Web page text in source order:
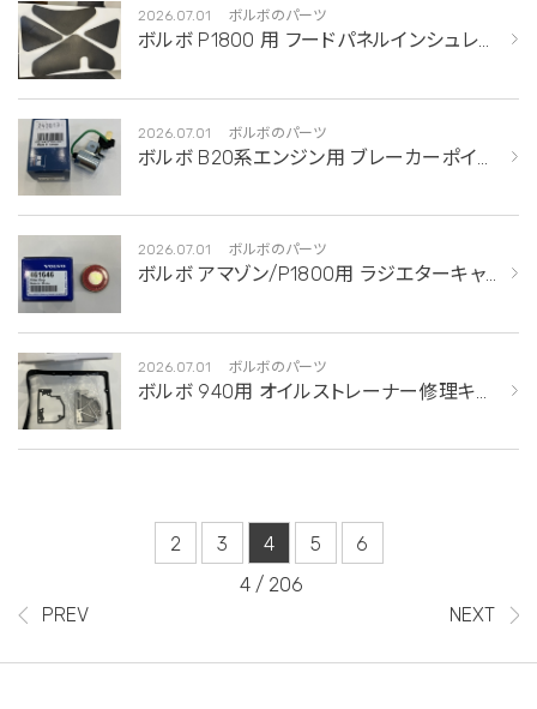
2026.07.01 ボルボのパーツ
ボルボ P1800 用 フードパネルインシュレ
2026.07.01 ボルボのパーツ
ボルボ B20系エンジン用 ブレーカーポイン
2026.07.01 ボルボのパーツ
ボルボ アマゾン/P1800用 ラジエターキャ
2026.07.01 ボルボのパーツ
ボルボ 940用 オイルストレーナー修理キッ
4 / 206
PREV
2 3 4 5 6
NEXT